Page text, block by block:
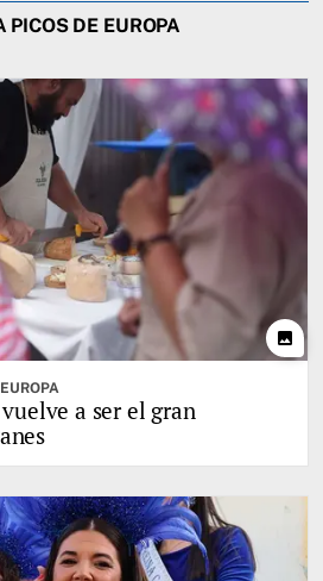
DE EUROPA
photo
a ser el gran